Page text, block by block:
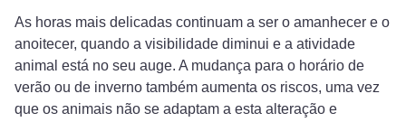
As horas mais delicadas continuam a ser o amanhecer e o
anoitecer, quando a visibilidade diminui e a atividade
animal está no seu auge. A mudança para o horário de
verão ou de inverno também aumenta os riscos, uma vez
que os animais não se adaptam a esta alteração e